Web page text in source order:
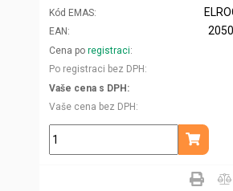
Kód EMAS
EAN
Cena po registraci
Po registraci bez DPH
Vaše cena s DPH
Vaše cena bez DPH
ks
Přidat